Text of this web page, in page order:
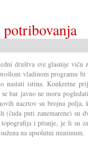
društva sve glasnije viču
vladinom programu
nastati istina. Konkretne
bar javno ne moru
nacrtov su brojna polja,
(čuda puti zanemarene) su
i pitanje, je li su
na apsolutni minimum.